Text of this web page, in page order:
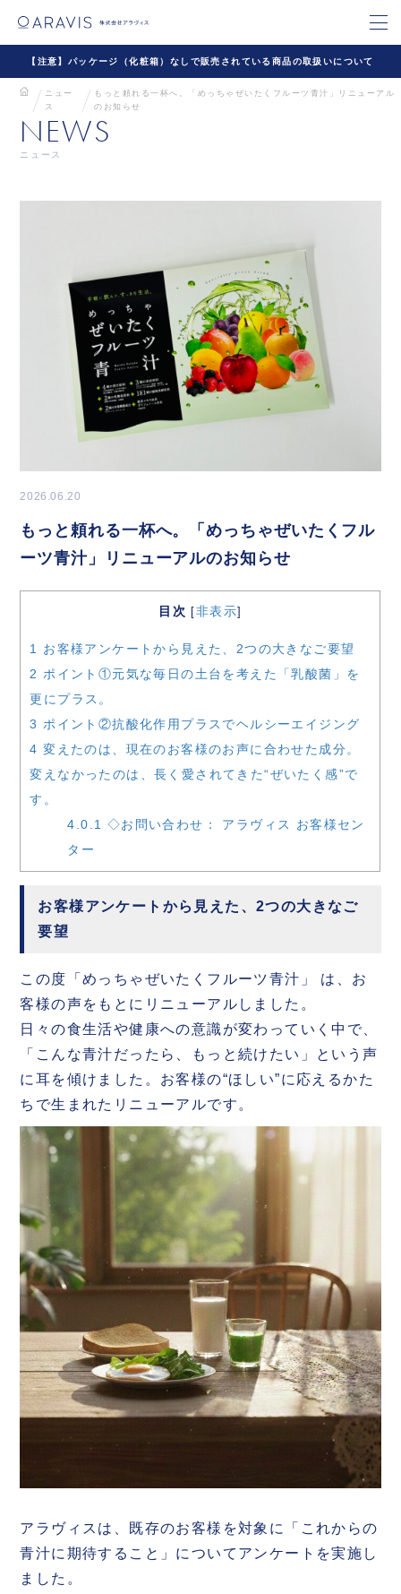
【注意】パッケージ（化粧箱）なしで販売されている商品の取扱いについて
ニュー
ス
もっと頼れる一杯へ。「めっちゃぜいたくフルーツ青汁」リニューアル
のお知らせ
NEWS
ニュース
2026.06.20
もっと頼れる一杯へ。「めっちゃぜいたくフル
ーツ青汁」リニューアルのお知らせ
目次 非表示
1 お客様アンケートから見えた、2つの大きなご要望
2 ポイント①元気な毎日の土台を考えた「乳酸菌」を
更にプラス。
3 ポイント②抗酸化作用プラスでヘルシーエイジング
4 変えたのは、現在のお客様のお声に合わせた成分。
変えなかったのは、長く愛されてきた“ぜいたく感”で
す。
4.0.1 ◇お問い合わせ： アラヴィス お客様セン
ター
お客様アンケートから見えた、2つの大きなご
要望
この度「めっちゃぜいたくフルーツ青汁」 は、お
客様の声をもとにリニューアルしました。
日々の食生活や健康への意識が変わっていく中で、
「こんな青汁だったら、もっと続けたい」という声
に耳を傾けました。お客様の“ほしい”に応えるかた
ちで生まれたリニューアルです。
アラヴィスは、既存のお客様を対象に「これからの
青汁に期待すること」についてアンケートを実施し
ました。